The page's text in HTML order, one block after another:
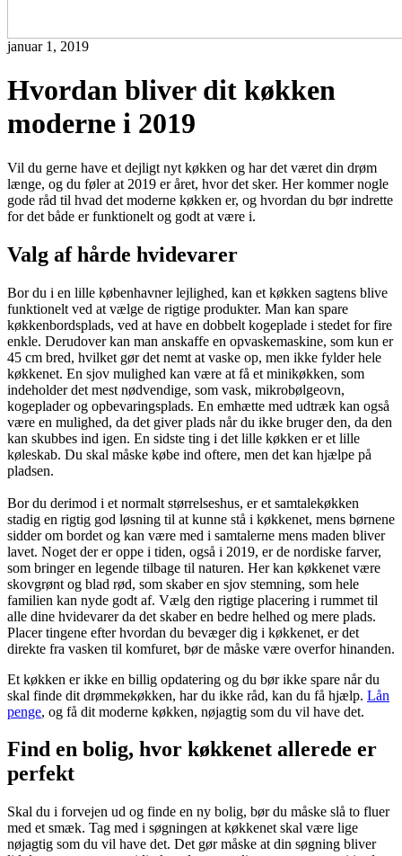
januar 1, 2019
Hvordan bliver dit køkken
moderne i 2019
Vil du gerne have et dejligt nyt køkken og har det været din drøm
længe, og du føler at 2019 er året, hvor det sker. Her kommer nogle
gode råd til hvad det moderne køkken er, og hvordan du bør indrette
for det både er funktionelt og godt at være i.
Valg af hårde hvidevarer
Bor du i en lille københavner lejlighed, kan et køkken sagtens blive
funktionelt ved at vælge de rigtige produkter. Man kan spare
køkkenbordsplads, ved at have en dobbelt kogeplade i stedet for fire
enkle. Derudover kan man anskaffe en opvaskemaskine, som kun er
45 cm bred, hvilket gør det nemt at vaske op, men ikke fylder hele
køkkenet. En sjov mulighed kan være at få et minikøkken, som
indeholder det mest nødvendige, som vask, mikrobølgeovn,
kogeplader og opbevaringsplads. En emhætte med udtræk kan også
være en mulighed, da det giver plads når du ikke bruger den, da den
kan skubbes ind igen. En sidste ting i det lille køkken er et lille
køleskab. Du skal måske købe ind oftere, men det kan hjælpe på
pladsen.
Bor du derimod i et normalt størrelseshus, er et samtalekøkken
stadig en rigtig god løsning til at kunne stå i køkkenet, mens børnene
sidder om bordet og kan være med i samtalerne mens maden bliver
lavet. Noget der er oppe i tiden, også i 2019, er de nordiske farver,
som bringer en legende tilbage til naturen. Her kan køkkenet være
skovgrønt og blad rød, som skaber en sjov stemning, som hele
familien kan nyde godt af. Vælg den rigtige placering i rummet til
alle dine hvidevarer da det skaber en bedre helhed og mere plads.
Placer tingene efter hvordan du bevæger dig i køkkenet, er det
direkte fra vasken til komfuret, bør de måske være overfor hinanden.
Et køkken er ikke en billig opdatering og du bør ikke spare når du
skal finde dit drømmekøkken, har du ikke råd, kan du få hjælp. Lån
penge, og få dit moderne køkken, nøjagtig som du vil have det.
Find en bolig, hvor køkkenet allerede er
perfekt
Skal du i forvejen ud og finde en ny bolig, bør du måske slå to fluer
med et smæk. Tag med i søgningen at køkkenet skal være lige
nøjagtig som du vil have det. Det gør måske at din søgning bliver